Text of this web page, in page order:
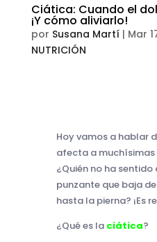
Ciática: Cuando el
¡Y cómo aliviarlo!
por Susana Martí| Mar
NUTRICIÓN
Hoy vamos a hablar
afecta a muchísimas
¿Quién no ha
punzante que baja
hasta la pierna? ¡Es
¿Qué es la ciática?